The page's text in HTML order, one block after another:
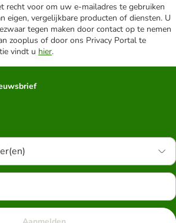
recht voor om uw e-mailadres te gebruiken
eigen, vergelijkbare producten of diensten. U
tegen maken door contact op te nemen
zooplus of door ons Privacy Portal te
vindt u hier.